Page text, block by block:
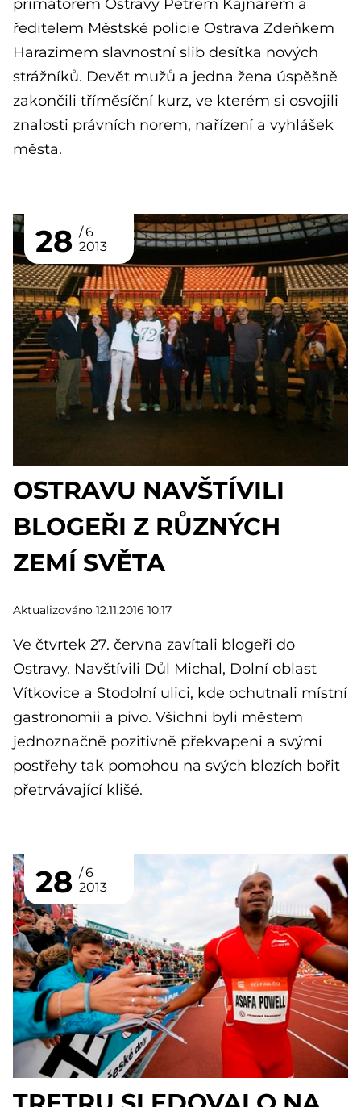
primátorem Ostravy Petrem Kajnarem a
ředitelem Městské policie Ostrava Zdeňkem
Harazimem slavnostní slib desítka nových
strážníků. Devět mužů a jedna žena úspěšně
zakončili tříměsíční kurz, ve kterém si osvojili
znalosti právních norem, nařízení a vyhlášek
města.
28
6
2013
OSTRAVU NAVŠTÍVILI
BLOGEŘI Z RŮZNÝCH
ZEMÍ SVĚTA
Aktualizováno 12.11.2016 10:17
Ve čtvrtek 27. června zavítali blogeři do
Ostravy. Navštívili Důl Michal, Dolní oblast
Vítkovice a Stodolní ulici, kde ochutnali místní
gastronomii a pivo. Všichni byli městem
jednoznačně pozitivně překvapeni a svými
postřehy tak pomohou na svých blozích bořit
přetrvávající klišé.
28
6
2013